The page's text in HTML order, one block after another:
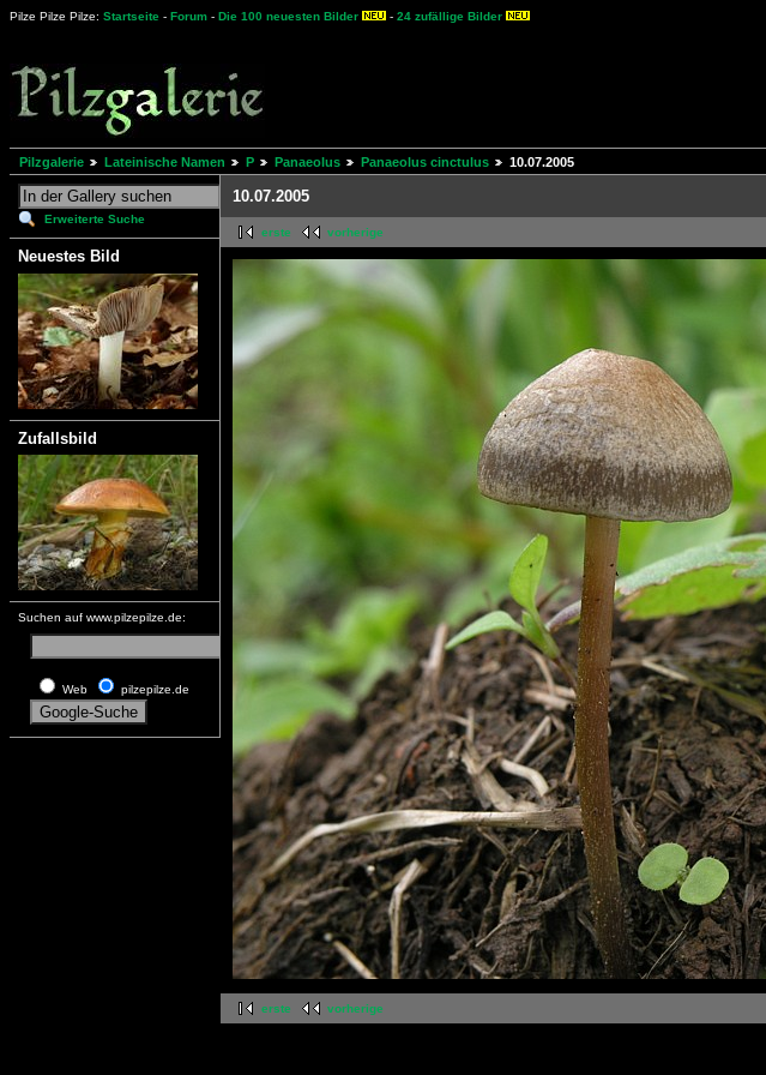
Pilze Pilze Pilze: Startseite - Forum - Die 100 neuesten Bilder - 24 zufällige Bilder
Pilzgalerie Lateinische Namen P Panaeolus Panaeolus cinctulus 10.07.2005
Erweiterte Suche
Neuestes Bild
Zufallsbild
Suchen auf www.pilzepilze.de:
Web pilzepilze.de
10.07.2005
erste vorherige
erste vorherige